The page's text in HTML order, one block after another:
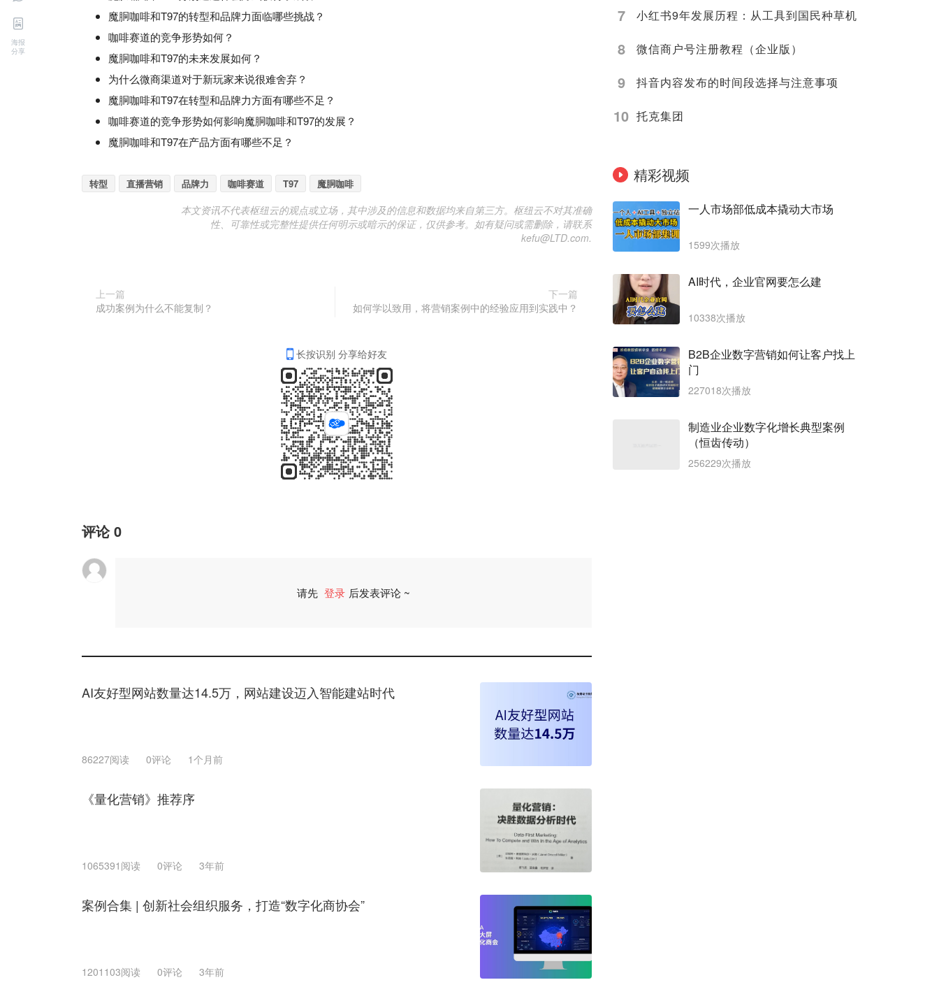
海报
分享
魔胴咖啡和T97的转型和品牌力面临哪些挑战？
咖啡赛道的竞争形势如何？
魔胴咖啡和T97的未来发展如何？
为什么微商渠道对于新玩家来说很难舍弃？
魔胴咖啡和T97在转型和品牌力方面有哪些不足？
咖啡赛道的竞争形势如何影响魔胴咖啡和T97的发展？
魔胴咖啡和T97在产品方面有哪些不足？
转型 直播营销 品牌力 咖啡赛道 T97 魔胴咖啡
本文资讯不代表枢纽云的观点或立场，其中涉及的信息和数据均来自第三方。枢纽云不对其准确
性、可靠性或完整性提供任何明示或暗示的保证，仅供参考。如有疑问或需删除，请联系
kefu@LTD.com.
上一篇
成功案例为什么不能复制？
下一篇
如何学以致用，将营销案例中的经验应用到实践中？
长按识别 分享给好友
评论0
请先 登录 后发表评论 ~
AI友好型网站数量达14.5万，网站建设迈入智能建站时代
86227阅读 0评论 1个月前
《量化营销》推荐序
1065391阅读 0评论 3年前
案例合集 | 创新社会组织服务，打造“数字化商协会”
1201103阅读 0评论 3年前
7 小红书9年发展历程：从工具到国民种草机
8 微信商户号注册教程（企业版）
9 抖音内容发布的时间段选择与注意事项
10 托克集团
精彩视频
一人市场部低成本撬动大市场
1599次播放
AI时代，企业官网要怎么建
10338次播放
B2B企业数字营销如何让客户找上
门
227018次播放
制造业企业数字化增长典型案例
（恒齿传动）
256229次播放